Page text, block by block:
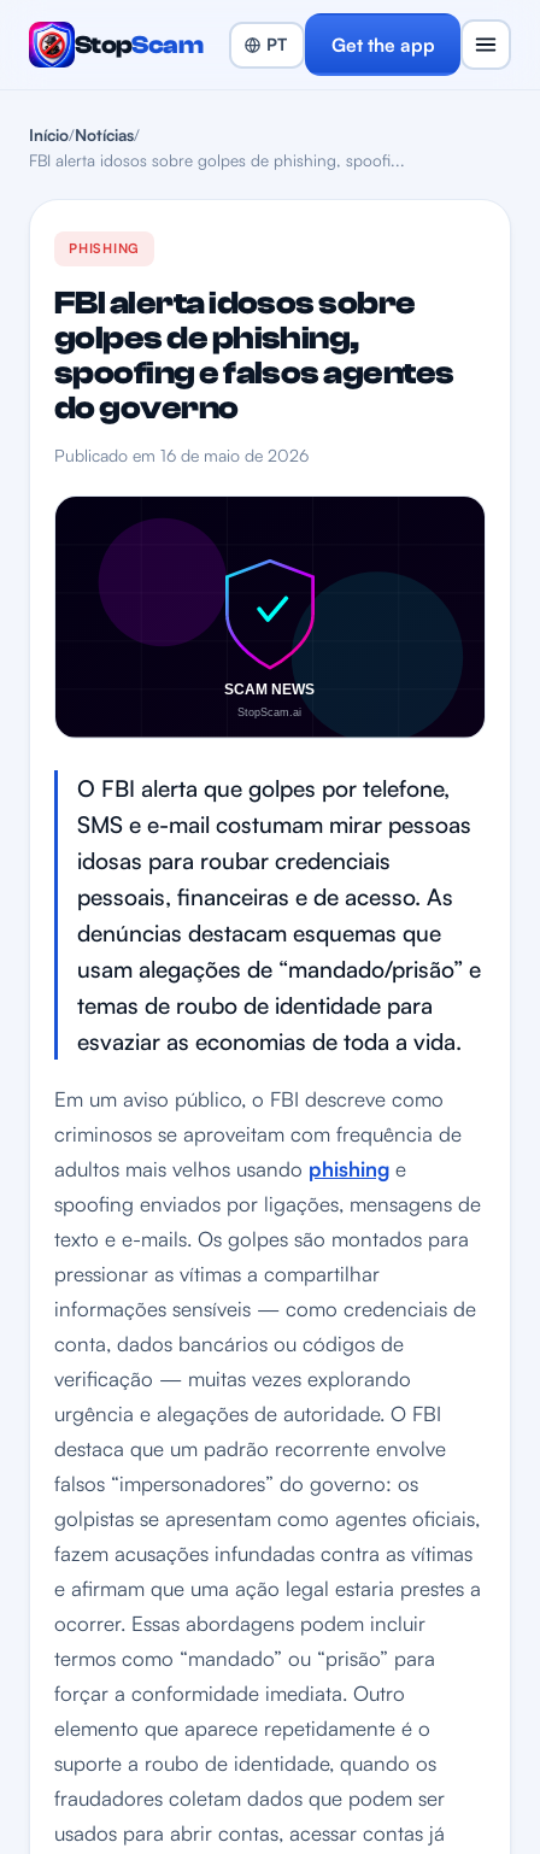
StopScam Get the app
Início/Notícias/
FBI alerta idosos sobre golpes de phishing, spoofi...
PHISHING
FBI alerta idosos sobre
golpes de phishing,
spoofing e falsos agentes
do governo
Publicado em 16 de maio de 2026
O FBI alerta que golpes por telefone,
SMS e e-mail costumam mirar pessoas
idosas para roubar credenciais
pessoais, financeiras e de acesso. As
denúncias destacam esquemas que
usam alegações de “mandado/prisão” e
temas de roubo de identidade para
esvaziar as economias de toda a vida.
Em um aviso público, o FBI descreve como
criminosos se aproveitam com frequência de
adultos mais velhos usando phishing e
spoofing enviados por ligações, mensagens de
texto e e-mails. Os golpes são montados para
pressionar as vítimas a compartilhar
informações sensíveis — como credenciais de
conta, dados bancários ou códigos de
verificação — muitas vezes explorando
urgência e alegações de autoridade. O FBI
destaca que um padrão recorrente envolve
falsos “impersonadores” do governo: os
golpistas se apresentam como agentes oficiais,
fazem acusações infundadas contra as vítimas
e afirmam que uma ação legal estaria prestes a
ocorrer. Essas abordagens podem incluir
termos como “mandado” ou “prisão” para
forçar a conformidade imediata. Outro
elemento que aparece repetidamente é o
suporte a roubo de identidade, quando os
fraudadores coletam dados que podem ser
usados para abrir contas, acessar contas já